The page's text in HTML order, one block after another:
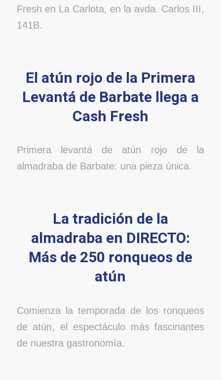
Fresh en La Carlota, en la avda. Carlos III,
141B.
El atún rojo de la Primera
Levantá de Barbate llega a
Cash Fresh
Primera levantá de atún rojo de la
almadraba de Barbate: una pieza única.
La tradición de la
almadraba en DIRECTO:
Más de 250 ronqueos de
atún
Comienza la temporada de los ronqueos
de atún, el espectáculo más fascinantes
de nuestra gastronomía.